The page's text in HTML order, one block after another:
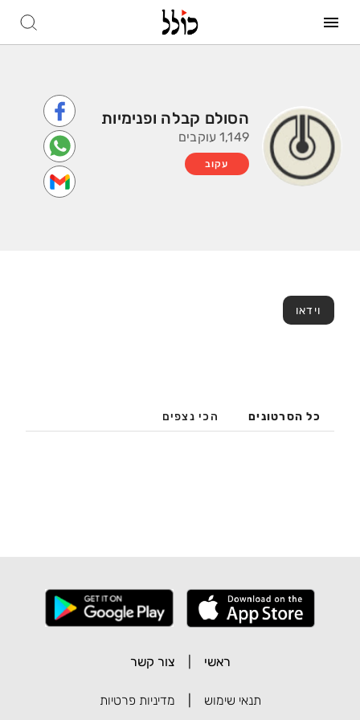
הסולם קבלה ופנימיות
1,149 עוקבים
עקוב
וידאו
כל הסרטונים הכי נצפים
ראשי צור קשר
תנאי שימוש מדיניות פרטיות